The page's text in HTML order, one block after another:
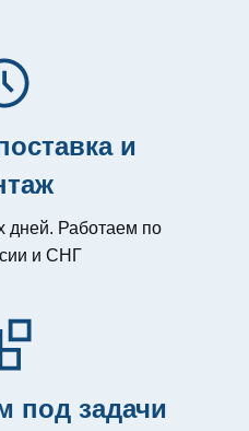
и
дней. Работаем по
и СНГ
под задачи